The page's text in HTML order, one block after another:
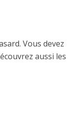
Vous devez
aussi les